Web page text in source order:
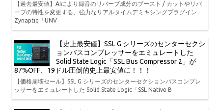
【過去最安値】AIにより録音のリバーブ成分のブースト / カットやリバ
ーブの特性を変更する、強力なリアルタイムデミキシングプラグイン
Zynaptiq「UNV
【史上最安値】SSL G シリーズのセンターセクシ
ョンバスコンプレッサーをエミュレートした
Solid State Logic「SSL Bus Compressor 2」が
87%OFF、19ドル圧倒的史上最安値に！！！
【価格崩壊セール】SSL G シリーズのセンターセクションバスコンプレ
ッサーをエミュレートした Solid State Logic「SSL Native B